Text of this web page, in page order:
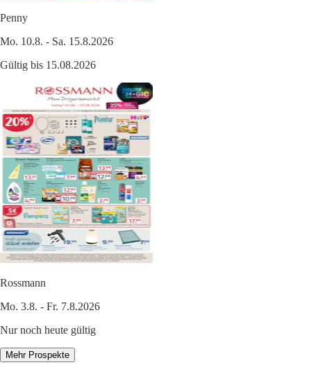
Penny
Mo. 10.8. - Sa. 15.8.2026
Gültig bis 15.08.2026
Rossmann
Mo. 3.8. - Fr. 7.8.2026
Nur noch heute gültig
Mehr Prospekte